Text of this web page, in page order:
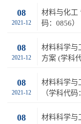
08
2021-12
材料与化工
码：0856）
08
2021-12
材料科学与
方案 (学科
08
2021-12
材料科学与
（学科代码
08 材料科学与